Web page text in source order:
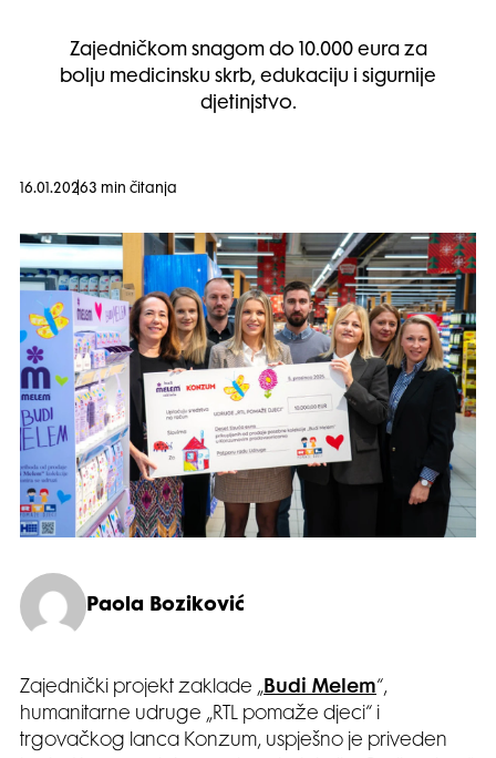
Zajedničkom snagom do 10.000 eura za
bolju medicinsku skrb, edukaciju i sigurnije
djetinjstvo.
16.01.20263 min čitanja
Paola Boziković
Zajednički projekt zaklade „Budi Melem“,
humanitarne udruge „RTL pomaže djeci“ i
trgovačkog lanca Konzum, uspješno je priveden